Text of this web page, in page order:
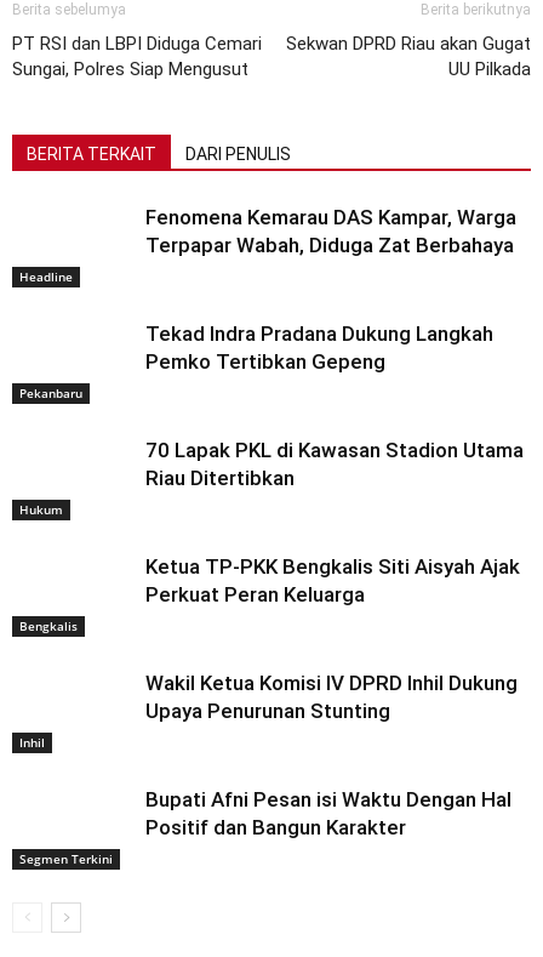
Berita sebelumya
PT RSI dan LBPI Diduga Cemari
Sungai, Polres Siap Mengusut
Berita berikutnya
Sekwan DPRD Riau akan Gugat
UU Pilkada
BERITA TERKAIT DARI PENULIS
Headline
Fenomena Kemarau DAS Kampar, Warga
Terpapar Wabah, Diduga Zat Berbahaya
Pekanbaru
Tekad Indra Pradana Dukung Langkah
Pemko Tertibkan Gepeng
Hukum
70 Lapak PKL di Kawasan Stadion Utama
Riau Ditertibkan
Bengkalis
Ketua TP-PKK Bengkalis Siti Aisyah Ajak
Perkuat Peran Keluarga
Inhil
Wakil Ketua Komisi IV DPRD Inhil Dukung
Upaya Penurunan Stunting
Segmen Terkini
Bupati Afni Pesan isi Waktu Dengan Hal
Positif dan Bangun Karakter